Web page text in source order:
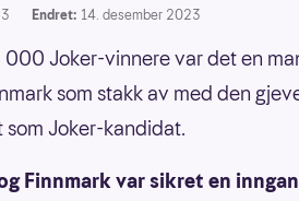
Endret: 14. desember 2023
000 Joker-vinnere var det en
som stakk av med den
Joker-kandidat.
Finnmark var sikret en